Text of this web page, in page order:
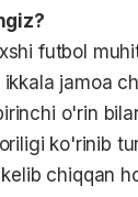
futbol
jamoa
o'rin
ko'rinib
chiqqan